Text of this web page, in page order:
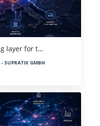
layer for t…
- SUPRATIX GMBH